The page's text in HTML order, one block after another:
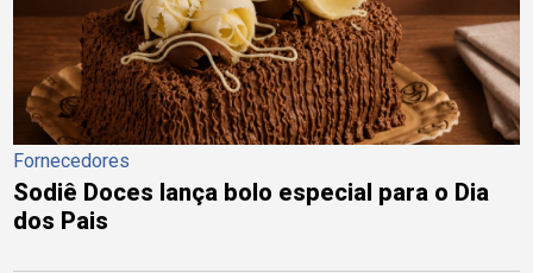
Fornecedores
Sodiê Doces lança bolo especial para o Dia
dos Pais